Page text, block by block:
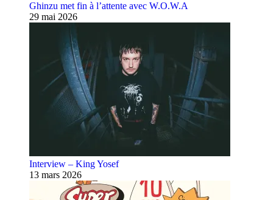
Ghinzu met fin à l’attente avec W.O.W.A
29 mai 2026
Interview – King Yosef
13 mars 2026